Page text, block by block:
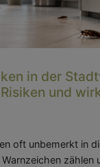
in der
und
oft unbemerkt in
zählen